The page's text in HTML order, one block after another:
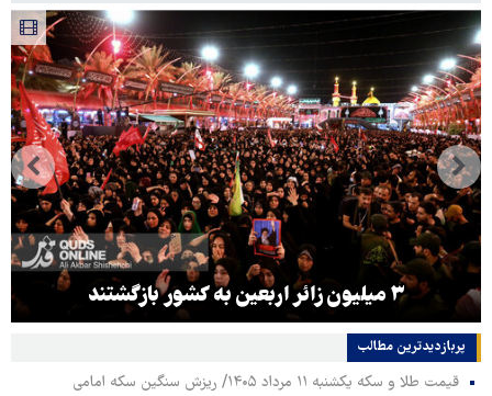
۳ میلیون زائر اربعین به کشور بازگشتند
پربازدیدترین‌ مطالب
قیمت طلا و سکه یکشنبه ۱۱ مرداد ۱۴۰۵/ ریزش سنگین سکه امامی